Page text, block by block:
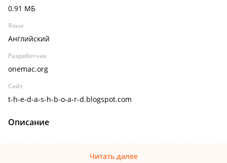
0.91 МБ
Язык
Английский
Разработчик
onemac.org
Сайт
t-h-e-d-a-s-h-b-o-a-r-d.blogspot.com
Описание
Читать далее